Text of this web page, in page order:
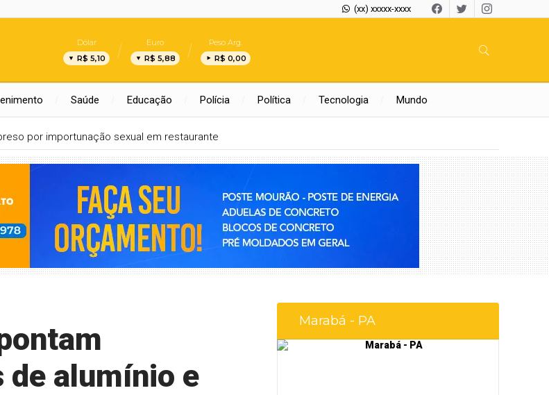
(xx) xxxxx-xxxx
Dólar
R$ 5,10
Euro
R$ 5,88
Peso Arg.
R$ 0,00
Saúde Educação Polícia Política Tecnologia Mundo
por importunação sexual em restaurante
de alumínio e
Marabá - PA